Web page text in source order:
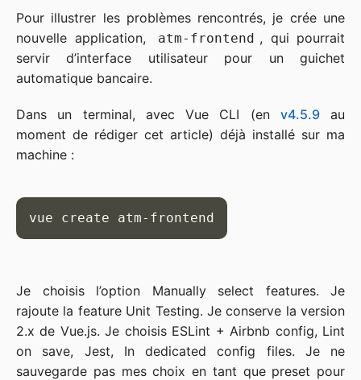
Pour illustrer les problèmes rencontrés, je crée une
nouvelle application,
atm-frontend , qui pourrait
servir d’interface utilisateur pour un guichet
automatique bancaire.
Dans un terminal, avec Vue CLI (en v4.5.9au
moment de rédiger cet article) déjà installé sur ma
machine :
vue create atm-frontend
Je choisis l’option Manually select features. Je
rajoute la feature Unit Testing. Je conserve la version
2.x de Vue.js. Je choisis ESLint + Airbnb config, Lint
on save, Jest, In dedicated config files. Je ne
sauvegarde pas mes choix en tant que preset pour